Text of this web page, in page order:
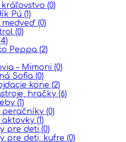
kráľovstvo (0)
Pú (1)
medveď (0)
(0)
Peppa (2)
– Mimoni (0)
Sofia (0)
kone (2)
hračky (6)
(1)
peračníky (0)
aktovky (1)
pre deti (0)
pre deti, kufre (0)